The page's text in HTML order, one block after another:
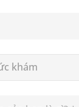
khám